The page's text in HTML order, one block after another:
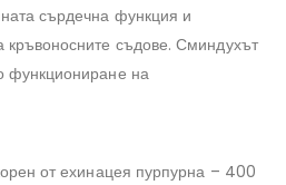
сърдечна функция и
съдове. Сминдухът
функциониране на
от ехинацея пурпурна – 400